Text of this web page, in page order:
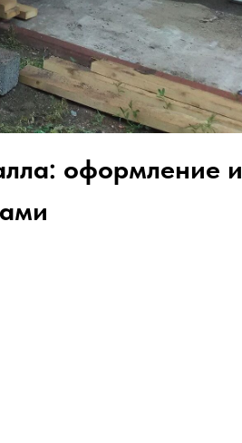
оформление и